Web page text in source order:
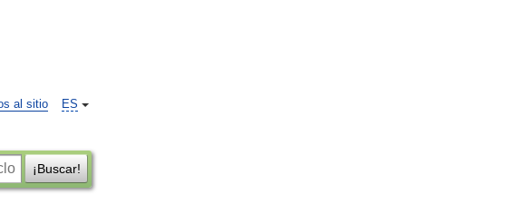
ES
al sitio
¡Buscar!